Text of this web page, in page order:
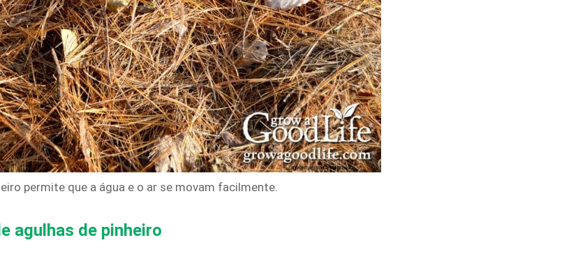
permite que a água e o ar se movam facilmente.
agulhas de pinheiro